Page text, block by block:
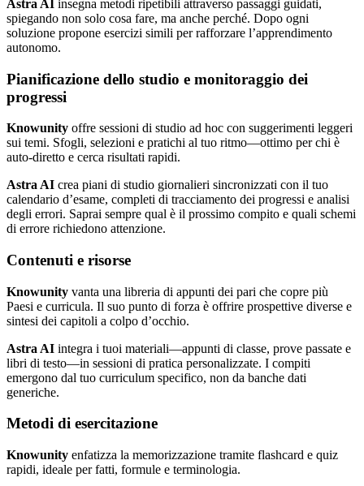
Astra AI
insegna metodi ripetibili attraverso passaggi guidati,
spiegando non solo cosa fare, ma anche perché. Dopo ogni
soluzione propone esercizi simili per rafforzare l’apprendimento
autonomo.
Pianificazione dello studio e monitoraggio dei
progressi
Knowunity offre sessioni di studio ad hoc con suggerimenti leggeri
sui temi. Sfogli, selezioni e pratichi al tuo ritmo—ottimo per chi è
auto-diretto e cerca risultati rapidi.
Astra AI crea piani di studio giornalieri sincronizzati con il tuo
calendario d’esame, completi di tracciamento dei progressi e analisi
degli errori. Saprai sempre qual è il prossimo compito e quali schemi
di errore richiedono attenzione.
Contenuti e risorse
Knowunity vanta una libreria di appunti dei pari che copre più
Paesi e curricula. Il suo punto di forza è offrire prospettive diverse e
sintesi dei capitoli a colpo d’occhio.
Astra AI integra i tuoi materiali—appunti di classe, prove passate e
libri di testo—in sessioni di pratica personalizzate. I compiti
emergono dal tuo curriculum specifico, non da banche dati
generiche.
Metodi di esercitazione
Knowunity enfatizza la memorizzazione tramite flashcard e quiz
rapidi, ideale per fatti, formule e terminologia.